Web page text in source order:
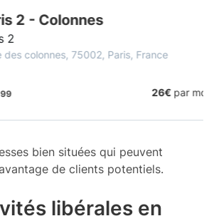
Colonnes
75002, Paris, France
par mois
bien situées qui peuvent
de clients potentiels.
libérales en